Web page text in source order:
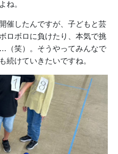
ね。
催したんですが、子どもと芸
ロボロに負けたり、本気で挑
（笑）。そうやってみんなで
続けていきたいですね。